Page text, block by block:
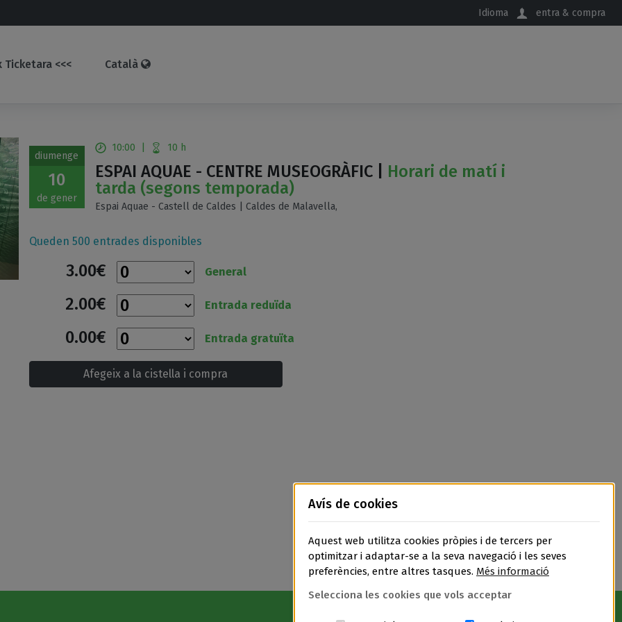
Idioma entra & compra
Ticketara <<< Català
diumenge
10
de gener
10:00 10 h
ESPAI AQUAE - CENTRE MUSEOGRÀFIC | Horari de matí i
tarda (segons temporada)
Espai Aquae - Castell de Caldes | Caldes de Malavella,
Queden 500 entrades disponibles
3.00€ General
2.00€ Entrada reduïda
0.00€ Entrada gratuïta
Afegeix a la cistella i compra
Avís de cookies
Aquest web utilitza cookies pròpies i de tercers per
optimitzar i adaptar-se a la seva navegació i les seves
preferències, entre altres tasques. Més informació
Selecciona les cookies que vols acceptar